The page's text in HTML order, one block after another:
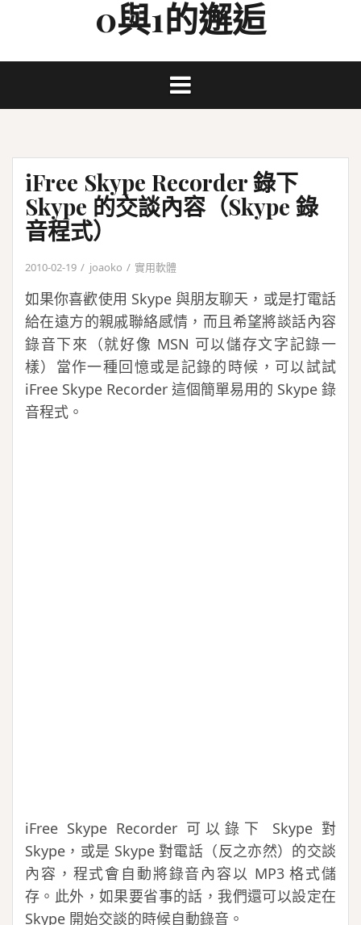
0與1的邂逅
iFree Skype Recorder 錄下
Skype 的交談內容（Skype 錄
音程式）
2010-02-19 joaoko 實用軟體
如果你喜歡使用 Skype 與朋友聊天，或是打電話
給在遠方的親戚聯絡感情，而且希望將談話內容
錄音下來（就好像 MSN 可以儲存文字記錄一
樣）當作一種回憶或是記錄的時候，可以試試
iFree Skype Recorder 這個簡單易用的 Skype 錄
音程式。
iFree Skype Recorder 可以錄下 Skype 對
Skype，或是 Skype 對電話（反之亦然）的交談
內容，程式會自動將錄音內容以 MP3 格式儲
存。此外，如果要省事的話，我們還可以設定在
Skype 開始交談的時候自動錄音。